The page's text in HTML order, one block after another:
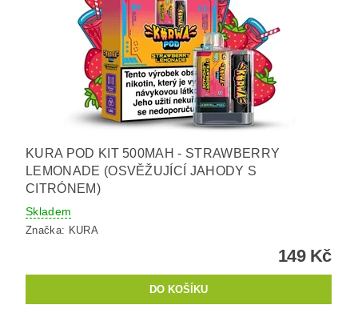
KURA POD KIT 500MAH - STRAWBERRY
LEMONADE (OSVĚŽUJÍCÍ JAHODY S
CITRÓNEM)
Skladem
Značka: KURA
149 Kč